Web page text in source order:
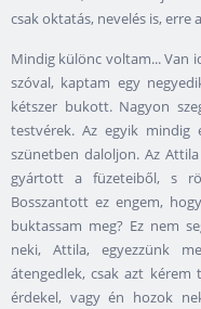
csak oktatás, nevelés is, erre
Mindig különc voltam... Van
szóval, kaptam egy
kétszer bukott. Nagyon
testvérek. Az egyik mindig
szünetben daloljon. Az
gyártott a füzeteiből, s
Bosszantott ez engem,
buktassam meg? Ez nem
neki, Attila, egyezzünk
átengedlek, csak azt
érdekel, vagy én hozok